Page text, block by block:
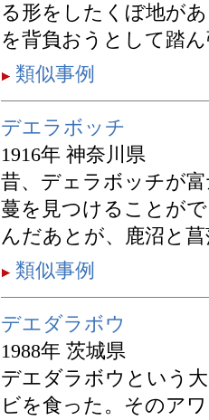
る形をしたくぼ地が
を背負おうとして踏
類似事例
デエラボッチ
1916年 神奈川県
昔、デェラボッチが
蔓を見つけることが
んだあとが、鹿沼と
類似事例
デエダラボウ
1988年 茨城県
デエダラボウという
ビを食った。そのア